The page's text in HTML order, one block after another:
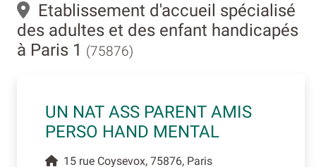
Etablissement d'accueil spécialisé
des adultes et des enfant handicapés
à Paris 1 (75876)
UN NAT ASS PARENT AMIS
PERSO HAND MENTAL
15 rue Coysevox, 75876, Paris